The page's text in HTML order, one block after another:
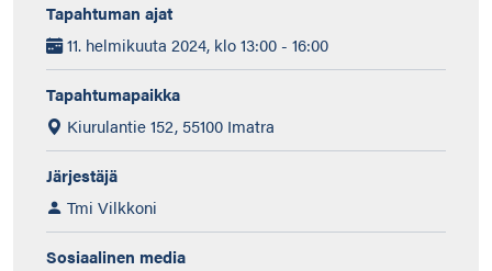
Tapahtuman ajat
11. helmikuuta 2024, klo 13:00 - 16:00
Tapahtumapaikka
Kiurulantie 152, 55100 Imatra
Järjestäjä
Tmi Vilkkoni
Sosiaalinen media